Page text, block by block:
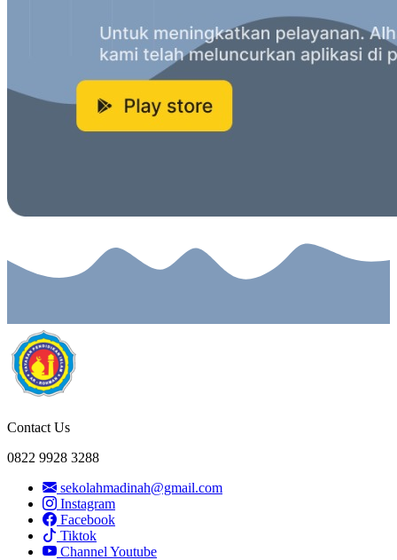
Contact Us
0822 9928 3288
sekolahmadinah@gmail.com
Instagram
Facebook
Tiktok
Channel Youtube